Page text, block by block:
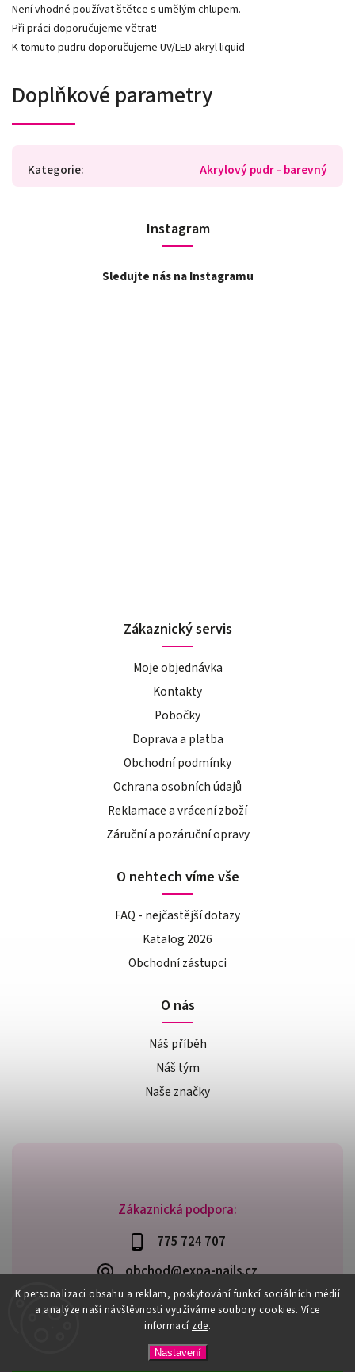
K personalizaci obsahu a reklam, poskytování funkcí sociálních médií
a analýze naší návštěvnosti využíváme soubory cookies. Více
informací zde.
Nastavení
Není vhodné používat štětce s umělým chlupem.
Při práci doporučujeme větrat!
K tomuto pudru doporučujeme UV/LED akryl liquid
Doplňkové parametry
Kategorie: Akrylový pudr - barevný
Zákaznická podpora:
775 724 707
obchod@expa-nails.cz
Instagram
Sledujte nás na Instagramu
Zákaznický servis
Moje objednávka
Kontakty
Pobočky
Doprava a platba
Obchodní podmínky
Ochrana osobních údajů
Reklamace a vrácení zboží
Záruční a pozáruční opravy
O nehtech víme vše
FAQ - nejčastější dotazy
Katalog 2026
Obchodní zástupci
O nás
Náš příběh
Náš tým
Naše značky
Expanails.cz. Všechna práva vyhrazena.
Upravit nastavení cookies